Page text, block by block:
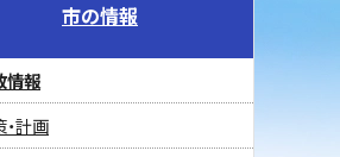
市の情報
情報
計画